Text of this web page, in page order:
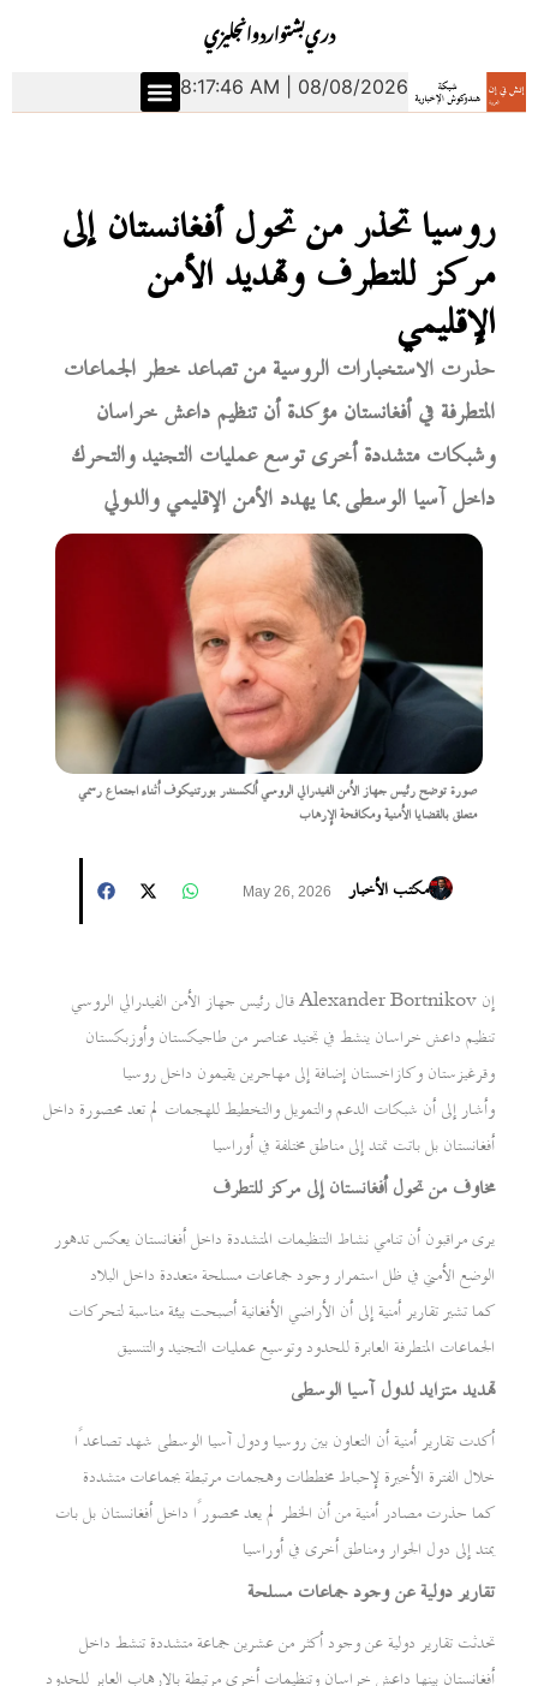
انجليزياردوبشتودري
8:17:47 AM | 08/08/2026
روسيا تحذر من تحول أفغانستان إلى
مركز للتطرف وتهديد الأمن
الإقليمي
حذرت الاستخبارات الروسية من تصاعد خطر الجماعات
المتطرفة في أفغانستان مؤكدة أن تنظيم داعش خراسان
وشبكات متشددة أخرى توسع عمليات التجنيد والتحرك
داخل آسيا الوسطى بما يهدد الأمن الإقليمي والدولي
صورة توضح رئيس جهاز الأمن الفيدرالي الروسي ألكسندر بورتنيكوف أثناء اجتماع رسمي
متعلق بالقضايا الأمنية ومكافحة الإرهاب
مكتب الأخبار May 26, 2026
قال رئيس جهاز الأمن الفيدرالي الروسي Alexander Bortnikov إن
تنظيم داعش خراسان ينشط في تجنيد عناصر من طاجيكستان وأوزبكستان
وقرغيزستان وكازاخستان إضافة إلى مهاجرين يقيمون داخل روسيا
وأشار إلى أن شبكات الدعم والتمويل والتخطيط للهجمات لم تعد محصورة داخل
أفغانستان بل باتت تمتد إلى مناطق مختلفة في أوراسيا
مخاوف من تحول أفغانستان إلى مركز للتطرف
يرى مراقبون أن تنامي نشاط التنظيمات المتشددة داخل أفغانستان يعكس تدهور
الوضع الأمني في ظل استمرار وجود جماعات مسلحة متعددة داخل البلاد
كما تشير تقارير أمنية إلى أن الأراضي الأفغانية أصبحت بيئة مناسبة لتحركات
الجماعات المتطرفة العابرة للحدود وتوسيع عمليات التجنيد والتنسيق
تهديد متزايد لدول آسيا الوسطى
أكدت تقارير أمنية أن التعاون بين روسيا ودول آسيا الوسطى شهد تصاعدًا
خلال الفترة الأخيرة لإحباط مخططات وهجمات مرتبطة بجماعات متشددة
كما حذرت مصادر أمنية من أن الخطر لم يعد محصورًا داخل أفغانستان بل بات
يمتد إلى دول الجوار ومناطق أخرى في أوراسيا
تقارير دولية عن وجود جماعات مسلحة
تحدثت تقارير دولية عن وجود أكثر من عشرين جماعة متشددة تنشط داخل